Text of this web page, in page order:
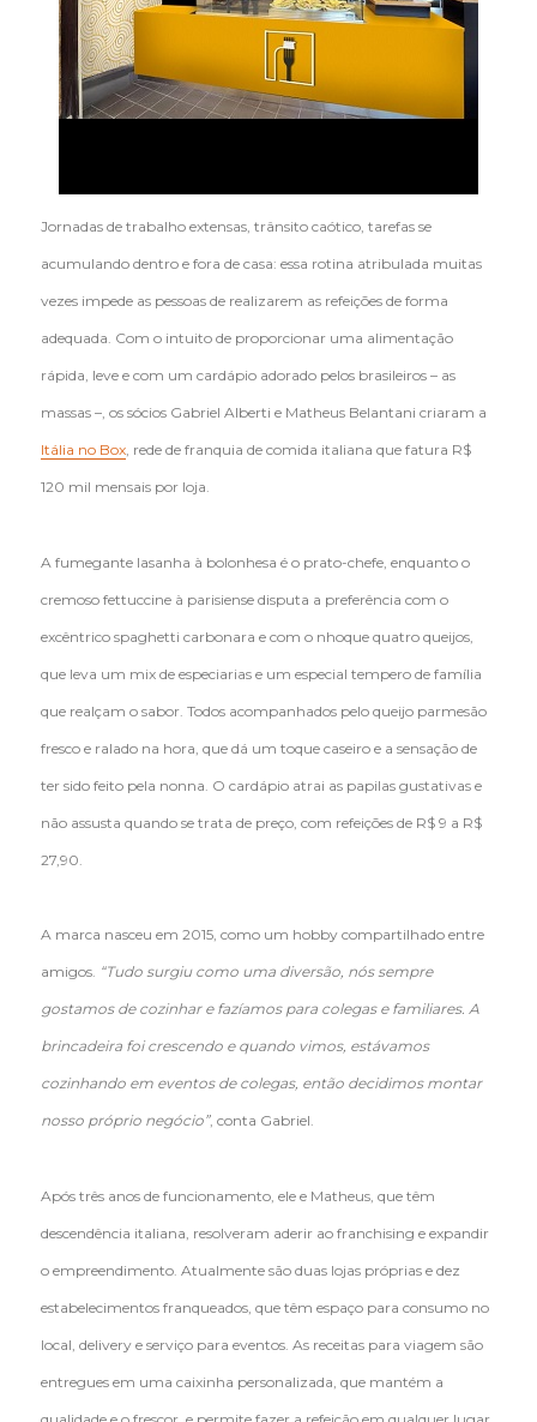
Jornadas de trabalho extensas, trânsito caótico, tarefas se
acumulando dentro e fora de casa: essa rotina atribulada muitas
vezes impede as pessoas de realizarem as refeições de forma
adequada. Com o intuito de proporcionar uma alimentação
rápida, leve e com um cardápio adorado pelos brasileiros – as
massas –, os sócios Gabriel Alberti e Matheus Belantani criaram a
Itália no Box, rede de franquia de comida italiana que fatura R$
120 mil mensais por loja.
A fumegante lasanha à bolonhesa é o prato-chefe, enquanto o
cremoso fettuccine à parisiense disputa a preferência com o
excêntrico spaghetti carbonara e com o nhoque quatro queijos,
que leva um mix de especiarias e um especial tempero de família
que realçam o sabor. Todos acompanhados pelo queijo parmesão
fresco e ralado na hora, que dá um toque caseiro e a sensação de
ter sido feito pela nonna. O cardápio atrai as papilas gustativas e
não assusta quando se trata de preço, com refeições de R$ 9 a R$
27,90.
A marca nasceu em 2015, como um hobby compartilhado entre
amigos. “Tudo surgiu como uma diversão, nós sempre
gostamos de cozinhar e fazíamos para colegas e familiares. A
brincadeira foi crescendo e quando vimos, estávamos
cozinhando em eventos de colegas, então decidimos montar
nosso próprio negócio”, conta Gabriel.
Após três anos de funcionamento, ele e Matheus, que têm
descendência italiana, resolveram aderir ao franchising e expandir
o empreendimento. Atualmente são duas lojas próprias e dez
estabelecimentos franqueados, que têm espaço para consumo no
local, delivery e serviço para eventos. As receitas para viagem são
entregues em uma caixinha personalizada, que mantém a
qualidade e o frescor, e permite fazer a refeição em qualquer lugar,